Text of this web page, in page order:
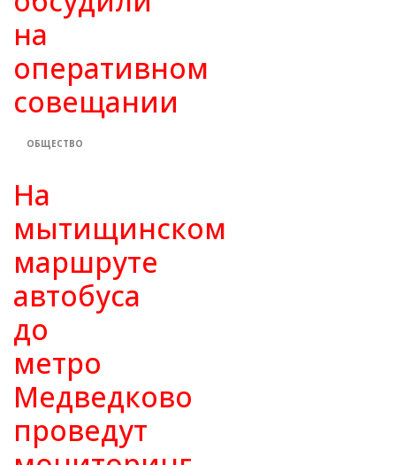
на
оперативном
совещании
ОБЩЕСТВО
На
мытищинском
маршруте
автобуса
до
метро
Медведково
проведут